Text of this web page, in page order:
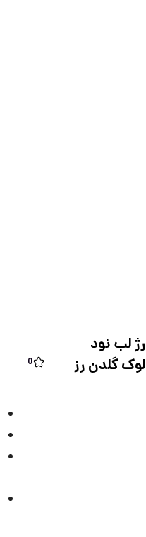
0
رژ لب نود
لوک گلدن رز